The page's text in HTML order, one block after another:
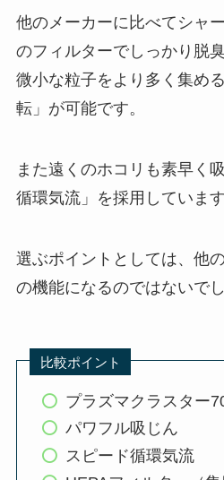
他のメーカーに比べてシャ
のフィルターでしっかり脱
微小な粒子をより多く集め
転」が可能です。
また遠くのホコリも素早く
循環気流」を採用しています
選ぶポイントとしては、他
の機能になるのではないでし
比較ポイント
プラズマクラスター
パワフル吸じん
スピード循環気流